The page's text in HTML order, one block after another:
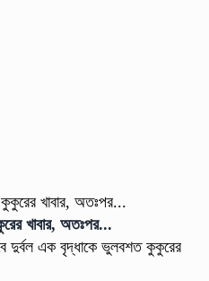
খাবার, অতঃপর...
দুর্বল এক বৃদ্ধাকে ভুলবশত কুকুরের